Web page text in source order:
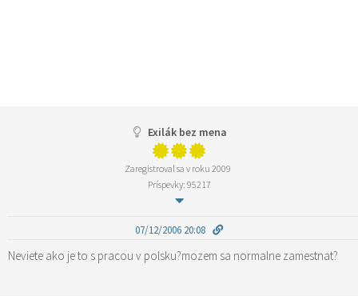
Exilák bez mena
Zaregistroval sa v roku 2009
Príspevky: 95217
07/12/2006 20:08
Neviete ako je to s pracou v polsku?mozem sa normalne zamestnat?